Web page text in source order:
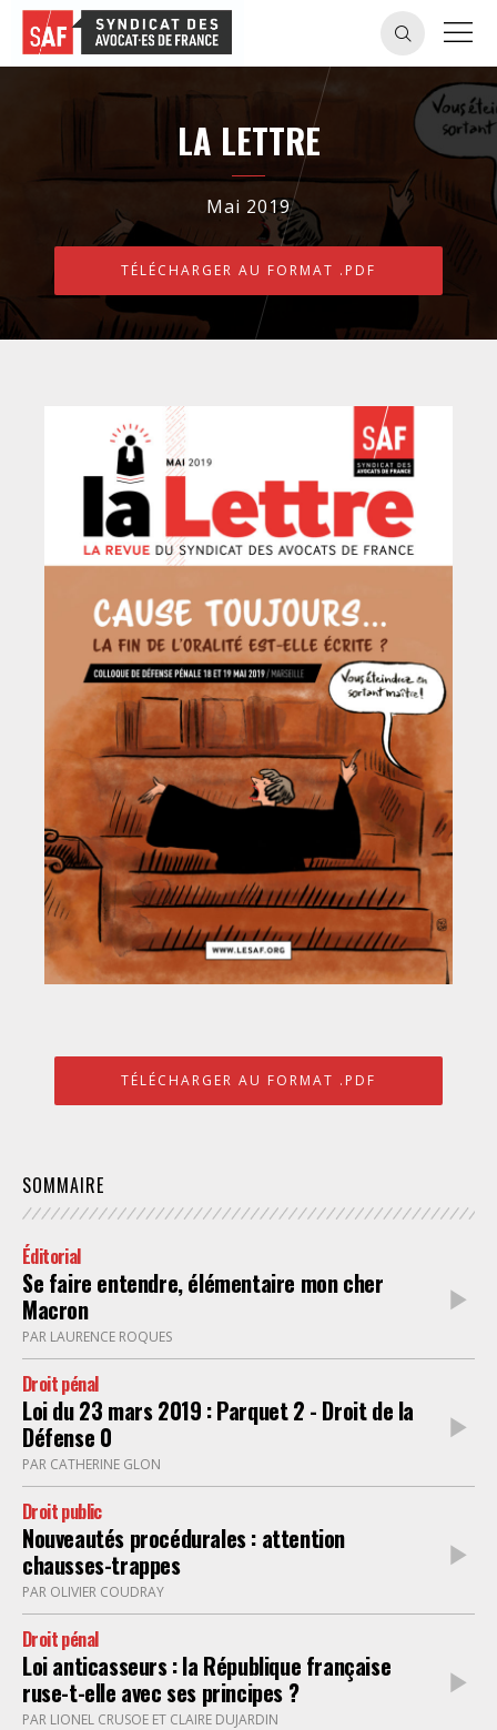
LA LETTRE
Mai 2019
TÉLÉCHARGER AU FORMAT .PDF
TÉLÉCHARGER AU FORMAT .PDF
SOMMAIRE
Éditorial
Se faire entendre, élémentaire mon cher
Macron
PAR LAURENCE ROQUES
Droit pénal
Loi du 23 mars 2019 : Parquet 2 - Droit de la
Défense 0
PAR CATHERINE GLON
Droit public
Nouveautés procédurales : attention
chausses-trappes
PAR OLIVIER COUDRAY
Droit pénal
Loi anticasseurs : la République française
ruse-t-elle avec ses principes ?
PAR LIONEL CRUSOE ET CLAIRE DUJARDIN